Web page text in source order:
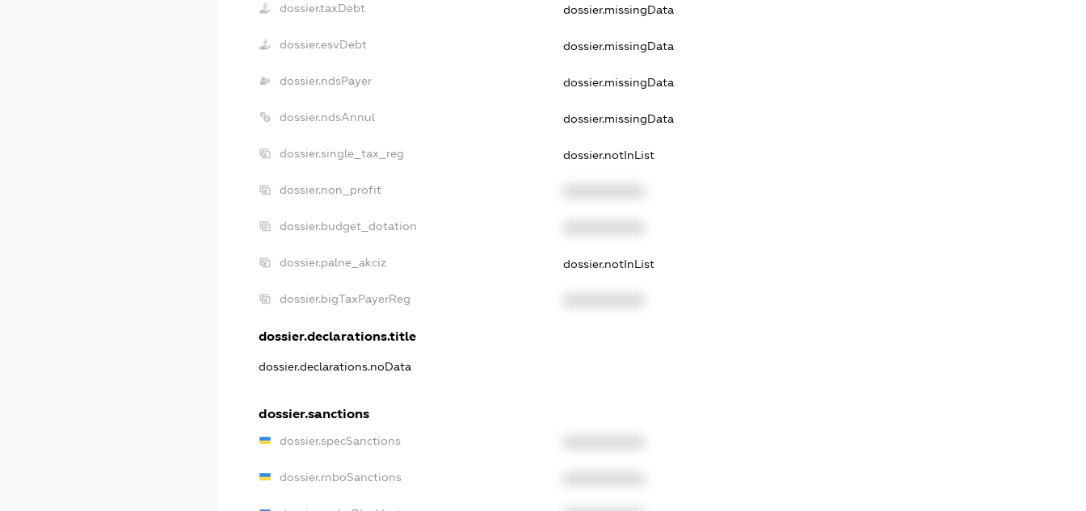
dossier.taxDebt dossier.missingData
dossier.esvDebt dossier.missingData
dossier.ndsPayer dossier.missingData
dossier.ndsAnnul dossier.missingData
dossier.single_tax_reg dossier.notInList
dossier.non_profit
dossier.budget_dotation
dossier.palne_akciz dossier.notInList
dossier.bigTaxPayerReg
dossier.declarations.title
dossier.declarations.noData
dossier.sanctions
dossier.specSanctions
dossier.rnboSanctions